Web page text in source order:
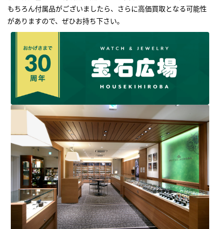
もちろん付属品がございましたら、さらに高価買取となる可能性
がありますので、ぜひお持ち下さい｡